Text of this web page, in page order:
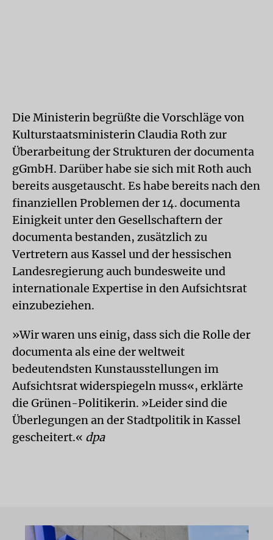
Die Ministerin begrüßte die Vorschläge von
Kulturstaatsministerin Claudia Roth zur
Überarbeitung der Strukturen der documenta
gGmbH. Darüber habe sie sich mit Roth auch
bereits ausgetauscht. Es habe bereits nach den
finanziellen Problemen der 14. documenta
Einigkeit unter den Gesellschaftern der
documenta bestanden, zusätzlich zu
Vertretern aus Kassel und der hessischen
Landesregierung auch bundesweite und
internationale Expertise in den Aufsichtsrat
einzubeziehen.
»Wir waren uns einig, dass sich die Rolle der
documenta als eine der weltweit
bedeutendsten Kunstausstellungen im
Aufsichtsrat widerspiegeln muss«, erklärte
die Grünen-Politikerin. »Leider sind die
Überlegungen an der Stadtpolitik in Kassel
gescheitert.« dpa